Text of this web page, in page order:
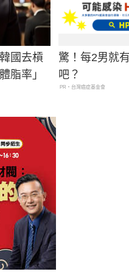
國去槓
脂率」
驚！每2男就
吧？
PR・台灣癌症基金會